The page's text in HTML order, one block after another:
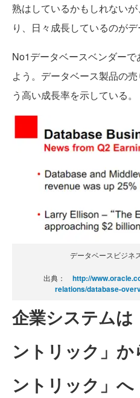
熟はしているかもしれない
り、日々成長しているのがデ
No1データベースベンダー
よう。データベース製品の
う高い成長率を示している。
データベースビジネ
出典： http://
relations/database-
企業システム
ントリック」
ントリック」へ